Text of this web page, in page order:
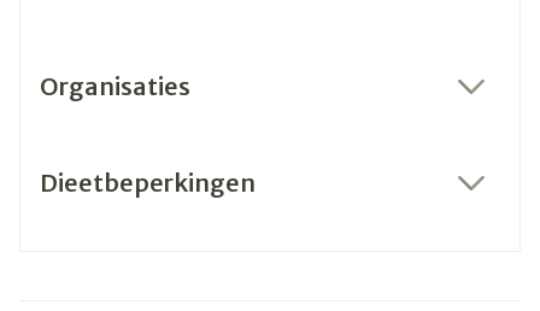
Organisaties
Dieetbeperkingen